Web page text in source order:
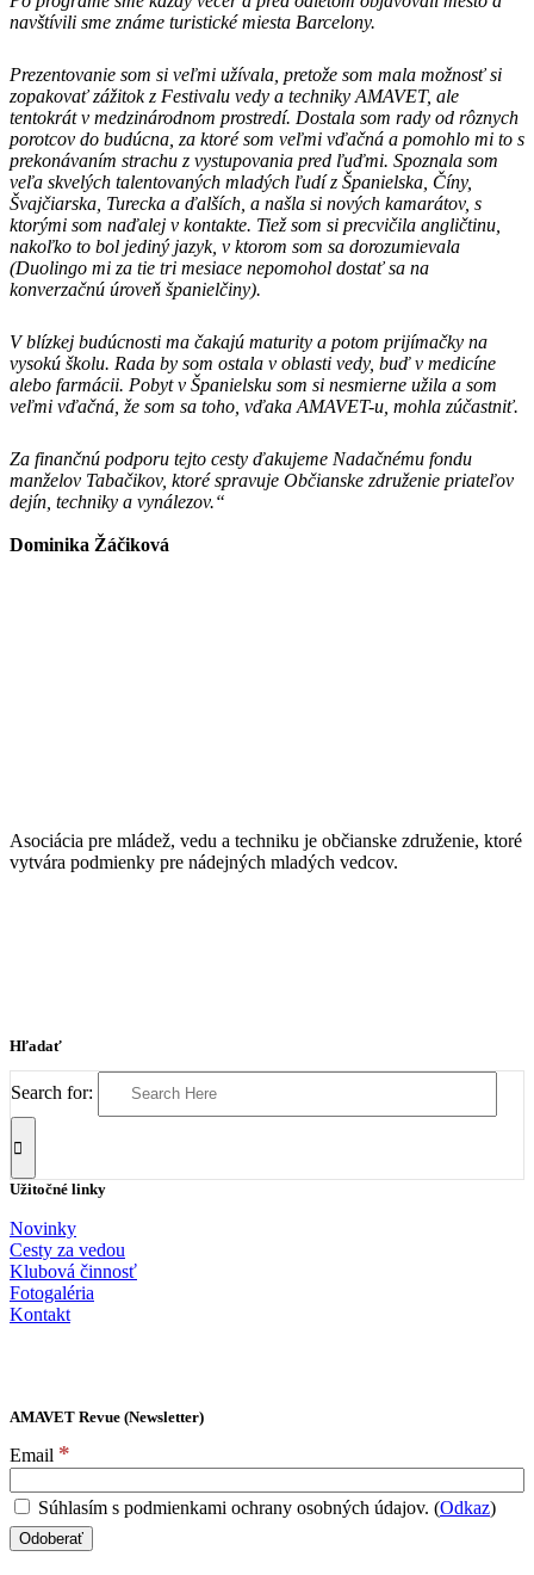
navštívili sme známe turistické miesta Barcelony.
Prezentovanie som si veľmi užívala, pretože som mala možnosť si
zopakovať zážitok z Festivalu vedy a techniky AMAVET, ale
tentokrát v medzinárodnom prostredí. Dostala som rady od rôznych
porotcov do budúcna, za ktoré som veľmi vďačná a pomohlo mi to s
prekonávaním strachu z vystupovania pred ľuďmi. Spoznala som
veľa skvelých talentovaných mladých ľudí z Španielska, Číny,
Švajčiarska, Turecka a ďalších, a našla si nových kamarátov, s
ktorými som naďalej v kontakte. Tiež som si precvičila angličtinu,
nakoľko to bol jediný jazyk, v ktorom som sa dorozumievala
(Duolingo mi za tie tri mesiace nepomohol dostať sa na
konverzačnú úroveň španielčiny).
V blízkej budúcnosti ma čakajú maturity a potom prijímačky na
vysokú školu. Rada by som ostala v oblasti vedy, buď v medicíne
alebo farmácii. Pobyt v Španielsku som si nesmierne užila a som
veľmi vďačná, že som sa toho, vďaka AMAVET-u, mohla zúčastniť.
Za finančnú podporu tejto cesty ďakujeme Nadačnému fondu
manželov Tabačikov, ktoré spravuje Občianske združenie priateľov
dejín, techniky a vynálezov.“
Dominika Žáčiková
Asociácia pre mládež, vedu a techniku je občianske združenie, ktoré
vytvára podmienky pre nádejných mladých vedcov.
Hľadať
Search for:
Užitočné linky
Novinky
Cesty za vedou
Klubová činnosť
Fotogaléria
Kontakt
AMAVET Revue (Newsletter)
Email *
Súhlasím s podmienkami ochrany osobných údajov. (Odkaz)